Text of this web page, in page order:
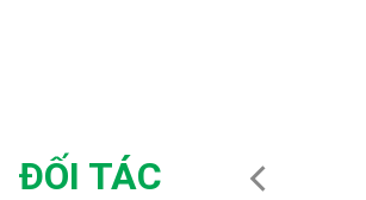
ĐỐI TÁC